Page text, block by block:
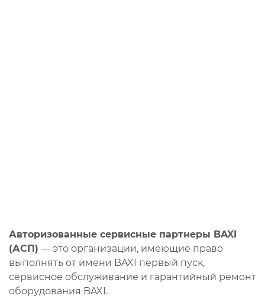
Авторизованные сервисные партнеры BAXI
(АСП) — это организации, имеющие право
выполнять от имени BAXI первый пуск,
сервисное обслуживание и гарантийный ремонт
оборудования BAXI.